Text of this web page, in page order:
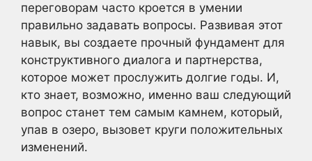
переговорам часто кроется в умении
правильно задавать вопросы. Развивая этот
навык, вы создаете прочный фундамент для
конструктивного диалога и партнерства,
которое может прослужить долгие годы. И,
кто знает, возможно, именно ваш следующий
вопрос станет тем самым камнем, который,
упав в озеро, вызовет круги положительных
изменений.